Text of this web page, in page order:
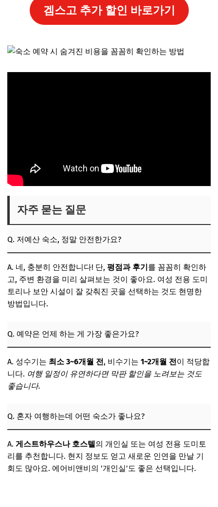
겜스고 추가 할인 바로가기
자주 묻는 질문
Q. 저예산 숙소, 정말 안전한가요?
A. 네, 충분히 안전합니다! 단, 평점과 후기 를 꼼꼼히 확인하
고, 주변 환경을 미리 살펴보는 것이 좋아요. 여성 전용 도미
토리나 보안 시설이 잘 갖춰진 곳을 선택하는 것도 현명한
방법입니다.
Q. 예약은 언제 하는 게 가장 좋은가요?
A. 성수기는 최소 3~6개월 전, 비수기는 1~2개월 전이 적당합
니다. 여행 일정이 유연하다면 막판 할인을 노려보는 것도
좋습니다.
Q. 혼자 여행하는데 어떤 숙소가 좋나요?
A. 게스트하우스나 호스텔의 개인실 또는 여성 전용 도미토
리를 추천합니다. 현지 정보도 얻고 새로운 인연을 만날 기
회도 많아요. 에어비앤비의 '개인실'도 좋은 선택입니다.